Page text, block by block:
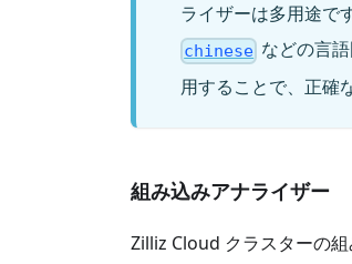
ライザーは多用途で
chinese などの言
用することで、正確
組み込みアナライザー
Zilliz Cloud クラスターの